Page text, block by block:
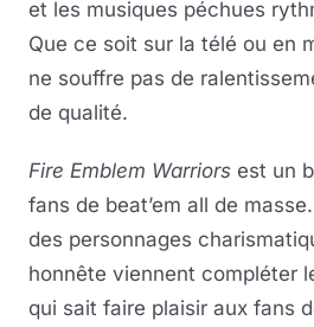
et les musiques péchues
Que ce soit sur la télé ou en
ne souffre pas de
de qualité.
Fire Emblem Warriors est un
fans de beat’em all de
des personnages
honnête viennent compléter
qui sait faire plaisir aux fans